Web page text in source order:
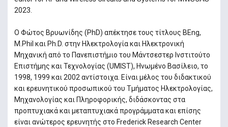
2023.
Ο Φώτος Βρυωνίδης (PhD) απέκτησε τους τίτλους BEng,
M.Phil και Ph.D. στην Ηλεκτρολογία και Ηλεκτρονική
Μηχανική από το Πανεπιστήμιο του Μάντσεστερ Ινστιτούτο
Επιστήμης και Τεχνολογίας (UMIST), Ηνωμένο Βασίλειο, το
1998, 1999 και 2002 αντίστοιχα. Είναι μέλος του διδακτικού
και ερευνητικού προσωπικού του Τμήματος Ηλεκτρολογίας,
Μηχανολογίας και Πληροφορικής, διδάσκοντας στα
προπτυχιακά και μεταπτυχιακά προγράμματα και επίσης
είναι ανώτερος ερευνητής στο Frederick Research Center